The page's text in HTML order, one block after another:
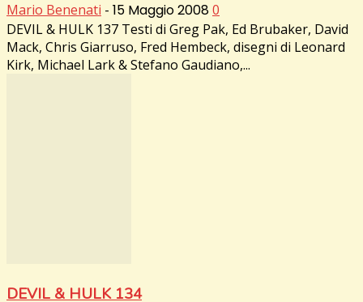
Mario Benenati - 15 Maggio 20080
DEVIL & HULK 137 Testi di Greg Pak, Ed Brubaker, David
Mack, Chris Giarruso, Fred Hembeck, disegni di Leonard
Kirk, Michael Lark & Stefano Gaudiano,...
DEVIL & HULK 134